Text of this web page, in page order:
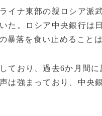
ナ東部の親ロシア派
た。ロシア中央銀行は
暴落を食い止めること
おり、過去6か月間に
は強まっており、中央